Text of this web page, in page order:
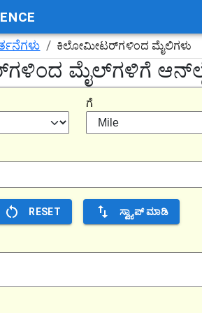
/ ಕಿಲೋಮೀಟರ್‌ಗಳಿಂದ ಮೈಲಿಗಳು
ಮೈಲ್‌ಗಳಿಗೆ
ಗೆ
RESET ಸ್ವ್ಯಾಪ್ ಮಾಡಿ